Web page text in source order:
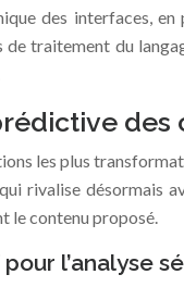
des interfaces,
traitement du
les plus
rivalise désormais
le contenu proposé.
l’analyse